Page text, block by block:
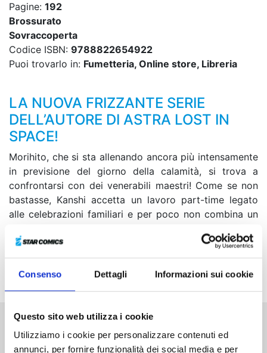
Consenso Dettagli Informazioni sui cookie
Questo sito web utilizza i cookie
Utilizziamo i cookie per personalizzare contenuti ed
annunci, per fornire funzionalità dei social media e per
Pagine: 192
Brossurato
Sovraccoperta
Codice ISBN: 9788822654922
Puoi trovarlo in: Fumetteria, Online store, Libreria
LA NUOVA FRIZZANTE SERIE
DELL’AUTORE DI ASTRA LOST IN
SPACE!
Morihito, che si sta allenando ancora più intensamente
in previsione del giorno della calamità, si trova a
confrontarsi con dei venerabili maestri! Come se non
bastasse, Kanshi accetta un lavoro part-time legato
alle celebrazioni familiari e per poco non combina un
prodigiosi porta a uno sviluppo inatteso! Infine, al liceo
Asunaro viene assegnata una nuova supplente:
l’episodio crossover con Sket Dance è servito!
Altri volumi della serie